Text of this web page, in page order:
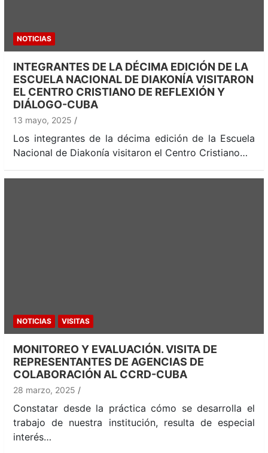
NOTICIAS
INTEGRANTES DE LA DÉCIMA EDICIÓN DE LA
ESCUELA NACIONAL DE DIAKONÍA VISITARON
EL CENTRO CRISTIANO DE REFLEXIÓN Y
DIÁLOGO-CUBA
13 mayo, 2025
Los integrantes de la décima edición de la Escuela
Nacional de Diakonía visitaron el Centro Cristiano…
NOTICIAS VISITAS
MONITOREO Y EVALUACIÓN. VISITA DE
REPRESENTANTES DE AGENCIAS DE
COLABORACIÓN AL CCRD-CUBA
28 marzo, 2025
Constatar desde la práctica cómo se desarrolla el
trabajo de nuestra institución, resulta de especial
interés…